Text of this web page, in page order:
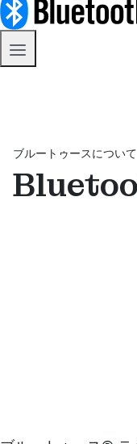
ブルートゥースについて